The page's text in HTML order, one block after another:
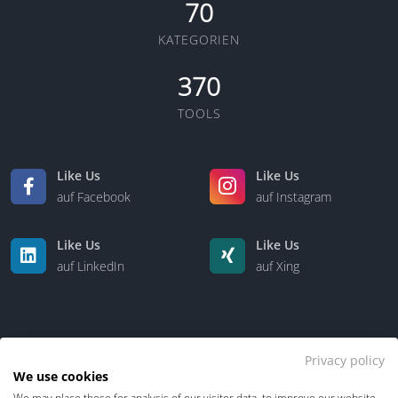
70
KATEGORIEN
370
TOOLS
Like Us
auf Facebook
Like Us
auf Instagram
Like Us
auf LinkedIn
Like Us
auf Xing
Privacy policy
We use cookies